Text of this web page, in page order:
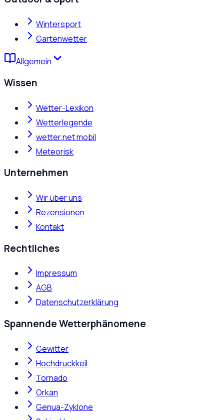
Wintersport
Gartenwetter
Allgemein
Wissen
Wetter-Lexikon
Wetterlegende
wetter.net mobil
Meteorisk
Unternehmen
Wir über uns
Rezensionen
Kontakt
Rechtliches
Impressum
AGB
Datenschutzerklärung
Spannende Wetterphänomene
Gewitter
Hochdruckkeil
Tornado
Orkan
Genua-Zyklone